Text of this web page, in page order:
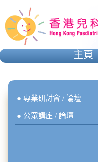
● 專業研討會 / 論壇
● 公眾講座 / 論壇
主頁